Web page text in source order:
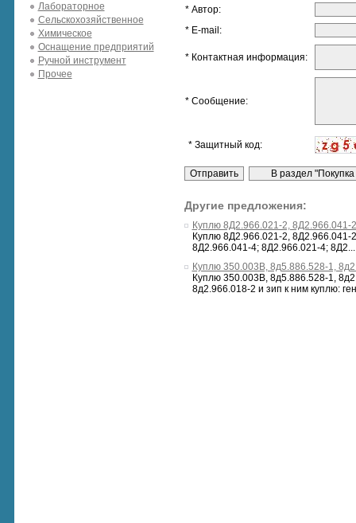
Лабораторное
Сельскохозяйственное
Химическое
Оснащение предприятий
Ручной инструмент
Прочее
* Автор:
* E-mail:
* Контактная информация:
* Сообщение:
* Защитный код:
Другие предложения:
Куплю 8Д2.966.021-2, 8Д2.966.041-
Куплю 8Д2.966.021-2,
8Д2.966.041-4; 8Д2.966.021-4;
Куплю 350.003В, 8д5.886.528-1,
Куплю 350.003В, 8д5.886.528-1,
8д2.966.018-2 и зип к ним куплю: